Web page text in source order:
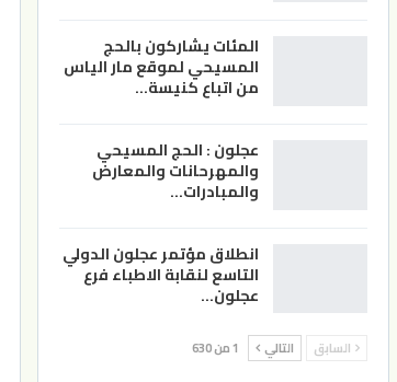
المئات يشاركون بالحج
المسيحي لموقع مار الياس
من اتباع كنيسة…
عجلون : الحج المسيحي
والمهرحانات والمعارض
والمبادرات…
انطلاق مؤتمر عجلون الدولي
التاسع لنقابة الاطباء فرع
عجلون…
السابق التالي 1 من 630